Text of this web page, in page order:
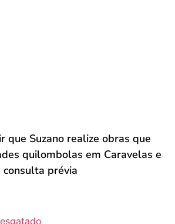
que Suzano realize obras que
quilombolas em Caravelas e
consulta prévia